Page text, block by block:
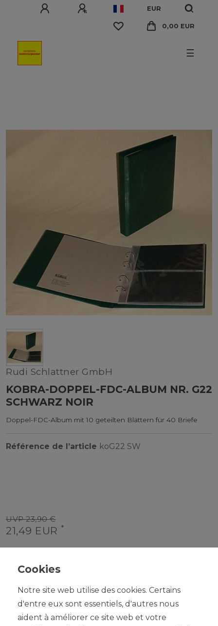
EUR
0,00 EUR
☰
Rudi Schlattner GmbH
KOBRA-DOPPEL-FDC-ALBUM NR. G22
SCHWARZ NOIR
Doppel-FDC-Album mit 10 geteilten Blättern für 40 Briefe
Référence de l’article koG22 SW
UVP 23,90 €
21,49 EUR *
Prix de base
Cookies
Notre site web utilise des cookies. Certains
d'entre eux sont essentiels, d'autres nous
aident à améliorer ce site web et votre